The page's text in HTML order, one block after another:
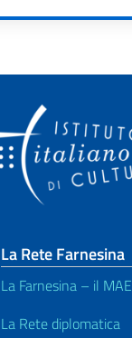
La Rete Farnesina
La Farnesina – il
La Rete diplomatica